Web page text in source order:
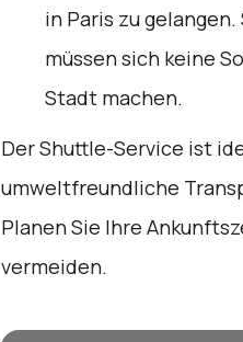
in Paris zu
müssen sich keine
Stadt machen.
Der Shuttle-Service ist
umweltfreundliche
Planen Sie Ihre
vermeiden.